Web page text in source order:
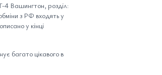
4 Вашингтон, розділ:
з РФ входять у
у кінці
багато цікавого в